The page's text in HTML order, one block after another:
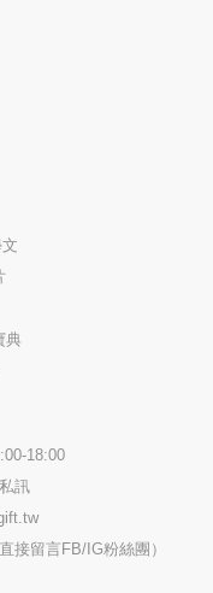
典
18:00
訊
接留言FB/IG粉絲團）